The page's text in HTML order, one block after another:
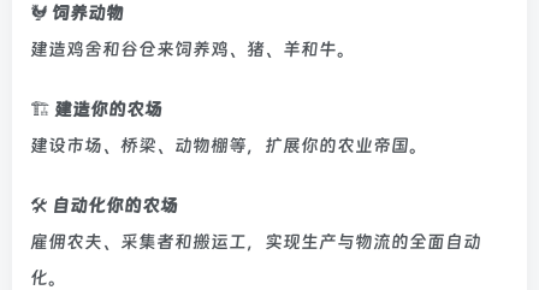
🐓 饲养动物
建造鸡舍和谷仓来饲养鸡、猪、羊和牛。
🏗️ 建造你的农场
建设市场、桥梁、动物棚等，扩展你的农业帝国。
🛠️ 自动化你的农场
雇佣农夫、采集者和搬运工，实现生产与物流的全面自动
化。